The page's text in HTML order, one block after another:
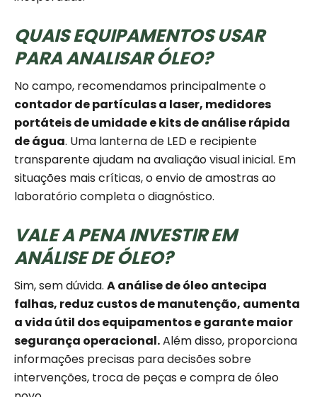
QUAIS EQUIPAMENTOS USAR
PARA ANALISAR ÓLEO?
No campo, recomendamos principalmente o
contador de partículas a laser, medidores
portáteis de umidade e kits de análise rápida
de água. Uma lanterna de LED e recipiente
transparente ajudam na avaliação visual inicial. Em
situações mais críticas, o envio de amostras ao
laboratório completa o diagnóstico.
VALE A PENA INVESTIR EM
ANÁLISE DE ÓLEO?
Sim, sem dúvida. A análise de óleo antecipa
falhas, reduz custos de manutenção, aumenta
a vida útil dos equipamentos e garante maior
segurança operacional.Além disso, proporciona
informações precisas para decisões sobre
intervenções, troca de peças e compra de óleo